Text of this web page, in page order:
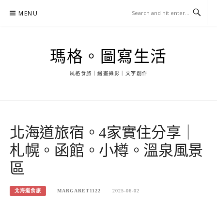
MENU
瑪格。圖寫生活
風格食旅｜繪畫攝影｜文字創作
北海道旅宿。4家實住分享｜
札幌。函館。小樽。溫泉風景
區
北海道食旅 MARGARET1122 2025-06-02